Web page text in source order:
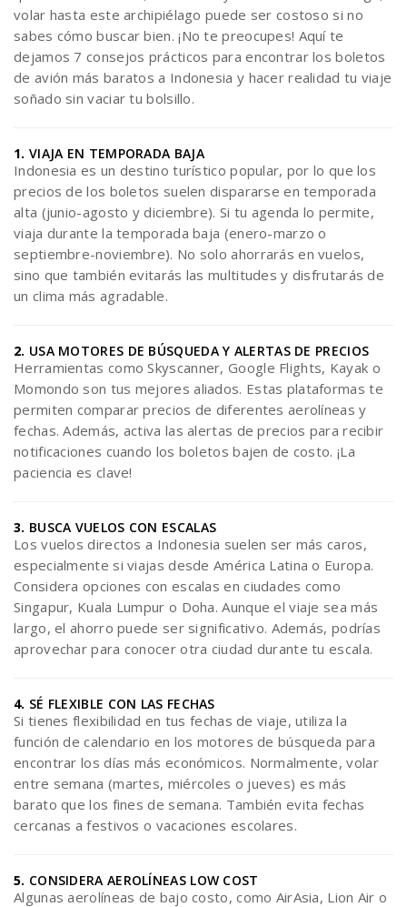
volar hasta este archipiélago puede ser costoso si no
sabes cómo buscar bien. ¡No te preocupes! Aquí te
dejamos 7 consejos prácticos para encontrar los boletos
de avión más baratos a Indonesia y hacer realidad tu viaje
soñado sin vaciar tu bolsillo.
1. VIAJA EN TEMPORADA BAJA
Indonesia es un destino turístico popular, por lo que los
precios de los boletos suelen dispararse en temporada
alta (junio-agosto y diciembre). Si tu agenda lo permite,
viaja durante la temporada baja (enero-marzo o
septiembre-noviembre). No solo ahorrarás en vuelos,
sino que también evitarás las multitudes y disfrutarás de
un clima más agradable.
2. USA MOTORES DE BÚSQUEDA Y ALERTAS DE PRECIOS
Herramientas como Skyscanner, Google Flights, Kayak o
Momondo son tus mejores aliados. Estas plataformas te
permiten comparar precios de diferentes aerolíneas y
fechas. Además, activa las alertas de precios para recibir
notificaciones cuando los boletos bajen de costo. ¡La
paciencia es clave!
3. BUSCA VUELOS CON ESCALAS
Los vuelos directos a Indonesia suelen ser más caros,
especialmente si viajas desde América Latina o Europa.
Considera opciones con escalas en ciudades como
Singapur, Kuala Lumpur o Doha. Aunque el viaje sea más
largo, el ahorro puede ser significativo. Además, podrías
aprovechar para conocer otra ciudad durante tu escala.
4. SÉ FLEXIBLE CON LAS FECHAS
Si tienes flexibilidad en tus fechas de viaje, utiliza la
función de calendario en los motores de búsqueda para
encontrar los días más económicos. Normalmente, volar
entre semana (martes, miércoles o jueves) es más
barato que los fines de semana. También evita fechas
cercanas a festivos o vacaciones escolares.
5. CONSIDERA AEROLÍNEAS LOW COST
Algunas aerolíneas de bajo costo, como AirAsia, Lion Air o